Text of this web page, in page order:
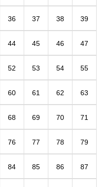
36 37 38 39
44 45 46 47
52 53 54 55
60 61 62 63
68 69 70 71
76 77 78 79
84 85 86 87